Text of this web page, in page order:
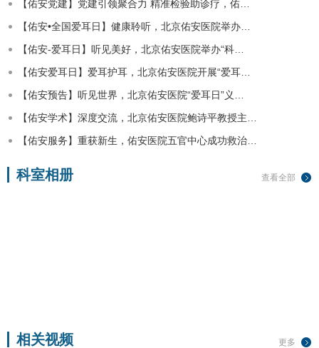
【佑安党建】党建引领聚合力 精准检验助诊疗，佑…
【佑安•全国爱耳日】健康聆听，北京佑安医院举办…
【佑安-爱耳日】听见美好，北京佑安医院举办“科…
【佑安爱耳日】爱耳护耳，北京佑安医院开展“爱耳…
【佑安预告】听见世界，北京佑安医院“爱耳日”义…
【佑安学术】深度交流，北京佑安医院鲍诗平教授主…
【佑安服务】重获新生，佑安医院五官中心成功救治…
查看全部
科室相册
更多
相关视频